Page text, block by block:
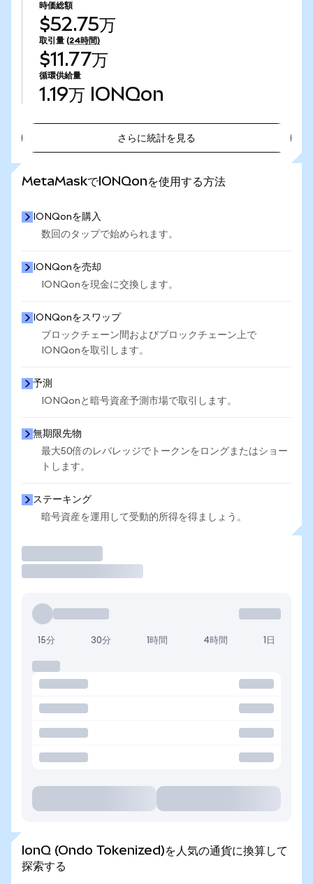
時価総額
$52.75万
取引量 (24時間)
$11.77万
循環供給量
1.19万 IONQon
さらに統計を見る
MetaMaskでIONQonを使用する方法
IONQonを購入
数回のタップで始められます。
IONQonを売却
IONQonを現金に交換します。
IONQonをスワップ
ブロックチェーン間およびブロックチェーン上で
IONQonを取引します。
予測
IONQonと暗号資産予測市場で取引します。
無期限先物
最大50倍のレバレッジでトークンをロングまたはショー
トします。
ステーキング
暗号資産を運用して受動的所得を得ましょう。
15分 30分 1時間 4時間 1日
IonQ (Ondo Tokenized)を人気の通貨に換算して
探索する